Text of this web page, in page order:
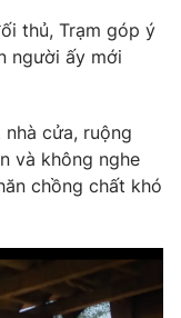
số 483/GP-BTTTT
Quốc Thắng,
thủ, Trạm góp ý
người ấy mới
cửa, ruộng
và không nghe
chồng chất khó